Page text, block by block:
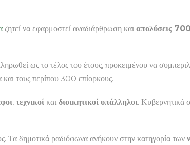
ζητεί να εφαρμοστεί αναδιάρθρωση και απολύσεις
ως το τέλος του έτους, προκειμένου να
τους περίπου 300 επίορκους.
, τεχνικοί και διοικητικοί υπάλληλοι. Κυβερνητικά
Τα δημοτικά ραδιόφωνα ανήκουν στην κατηγορία των